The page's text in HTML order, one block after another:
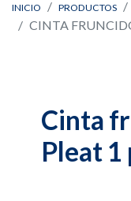
INICIO PRODUCTOS
CINTA
Cinta
Pleat 1